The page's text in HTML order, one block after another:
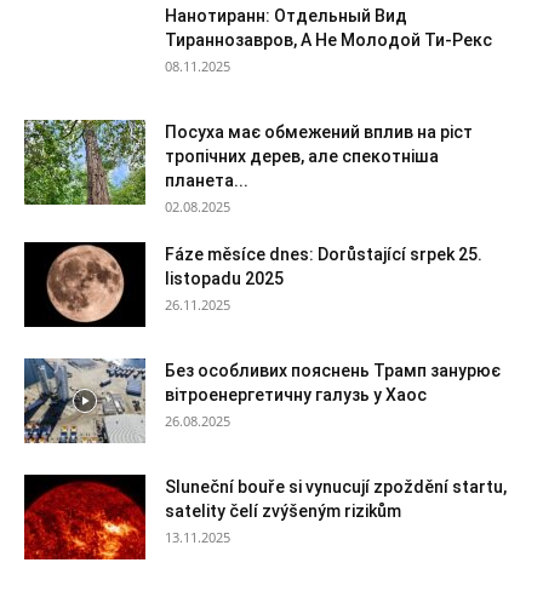
Нанотиранн: Отдельный Вид
Тираннозавров, А Не Молодой Ти-Рекс
08.11.2025
Посуха має обмежений вплив на ріст
тропічних дерев, але спекотніша
планета...
02.08.2025
Fáze měsíce dnes: Dorůstající srpek 25.
listopadu 2025
26.11.2025
Без особливих пояснень Трамп занурює
вітроенергетичну галузь у Хаос
26.08.2025
Sluneční bouře si vynucují zpoždění startu,
satelity čelí zvýšeným rizikům
13.11.2025